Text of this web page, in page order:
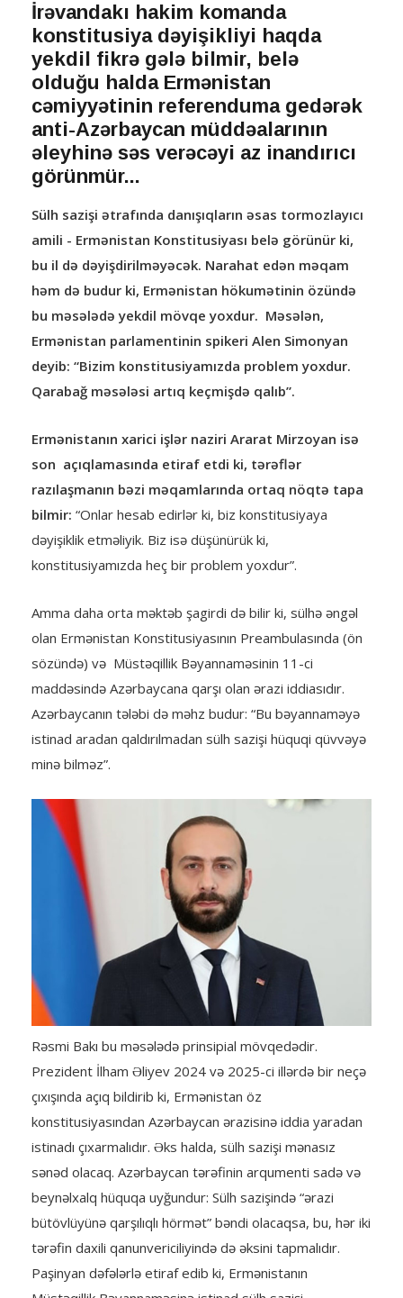
İrəvandakı hakim komanda
konstitusiya dəyişikliyi haqda
yekdil fikrə gələ bilmir, belə
olduğu halda Ermənistan
cəmiyyətinin referenduma gedərək
anti-Azərbaycan müddəalarının
əleyhinə səs verəcəyi az inandırıcı
görünmür...
Sülh sazişi ətrafında danışıqların əsas tormozlayıcı
amili - Ermənistan Konstitusiyası belə görünür ki,
bu il də dəyişdirilməyəcək. Narahat edən məqam
həm də budur ki, Ermənistan hökumətinin özündə
bu məsələdə yekdil mövqe yoxdur. Məsələn,
Ermənistan parlamentinin spikeri Alen Simonyan
deyib: “Bizim konstitusiyamızda problem yoxdur.
Qarabağ məsələsi artıq keçmişdə qalıb”.
Ermənistanın xarici işlər naziri Ararat Mirzoyan isə
son açıqlamasında etiraf etdi ki, tərəflər
razılaşmanın bəzi məqamlarında ortaq nöqtə tapa
bilmir: “Onlar hesab edirlər ki, biz konstitusiyaya
dəyişiklik etməliyik. Biz isə düşünürük ki,
konstitusiyamızda heç bir problem yoxdur”.
Amma daha orta məktəb şagirdi də bilir ki, sülhə əngəl
olan Ermənistan Konstitusiyasının Preambulasında (ön
sözündə) və Müstəqillik Bəyannaməsinin 11-ci
maddəsində Azərbaycana qarşı olan ərazi iddiasıdır.
Azərbaycanın tələbi də məhz budur: “Bu bəyannaməyə
istinad aradan qaldırılmadan sülh sazişi hüquqi qüvvəyə
minə bilməz”.
Rəsmi Bakı bu məsələdə prinsipial mövqedədir.
Prezident İlham Əliyev 2024 və 2025-ci illərdə bir neçə
çıxışında açıq bildirib ki, Ermənistan öz
konstitusiyasından Azərbaycan ərazisinə iddia yaradan
istinadı çıxarmalıdır. Əks halda, sülh sazişi mənasız
sənəd olacaq. Azərbaycan tərəfinin arqumenti sadə və
beynəlxalq hüquqa uyğundur: Sülh sazişində “ərazi
bütövlüyünə qarşılıqlı hörmət” bəndi olacaqsa, bu, hər iki
tərəfin daxili qanunvericiliyində də əksini tapmalıdır.
Paşinyan dəfələrlə etiraf edib ki, Ermənistanın